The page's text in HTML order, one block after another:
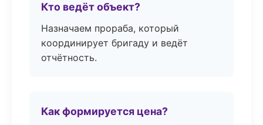
Кто ведёт объект?
Назначаем прораба, который
координирует бригаду и ведёт
отчётность.
Как формируется цена?